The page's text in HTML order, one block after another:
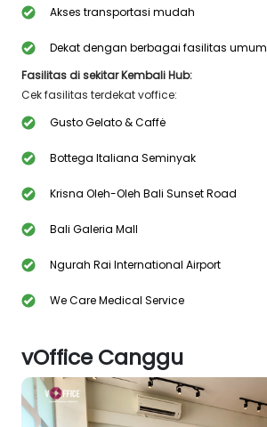
Akses transportasi mudah
Dekat dengan berbagai fasilitas umum
Fasilitas di sekitar Kembali Hub:
Cek fasilitas terdekat voffice:
Gusto Gelato & Caffė
Bottega Italiana Seminyak
Krisna Oleh-Oleh Bali Sunset Road
Bali Galeria Mall
Ngurah Rai International Airport
We Care Medical Service
vOffice Canggu